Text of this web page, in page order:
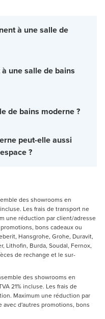
à une salle de
une salle de bains
de bains moderne ?
peut-elle aussi
?
des showrooms en
Les frais de transport ne
une réduction par client/adresse
bons cadeaux ou
Hansgrohe, Grohe, Duravit,
Lithofin, Burda, Soudal, Fernox,
de rechange et le sur-
des showrooms en
21% incluse. Les frais de
Maximum une réduction par
d'autres promotions, bons